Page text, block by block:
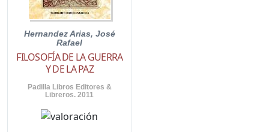
Hernandez Arias, José
Rafael
FILOSOFÍA DE LA GUERRA
Y DE LA PAZ
Padilla Libros Editores &
Libreros. 2011